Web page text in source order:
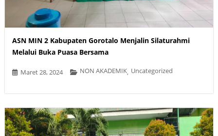
ASN MIN 2 Kabupaten Gorotalo Menjalin Silaturahmi
Melalui Buka Puasa Bersama
Maret 28, 2024 NON AKADEMIK, Uncategorized